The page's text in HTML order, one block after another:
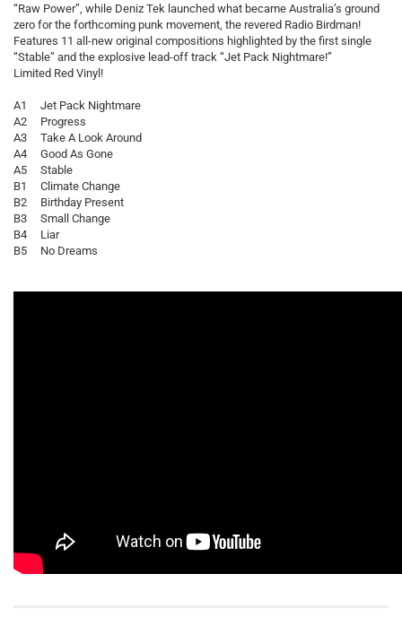
“Raw Power”, while Deniz Tek launched what became Australia’s ground
zero for the forthcoming punk movement, the revered Radio Birdman!
Features 11 all-new original compositions highlighted by the first single
“Stable” and the explosive lead-off track “Jet Pack Nightmare!”
Limited Red Vinyl!
A1 Jet Pack Nightmare
A2 Progress
A3 Take A Look Around
A4 Good As Gone
A5 Stable
B1 Climate Change
B2 Birthday Present
B3 Small Change
B4 Liar
B5 No Dreams